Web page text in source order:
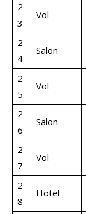
2
3
Vol
2
4
Salon
2
5
Vol
2
6
Salon
2
7
Vol
2
8
Hotel